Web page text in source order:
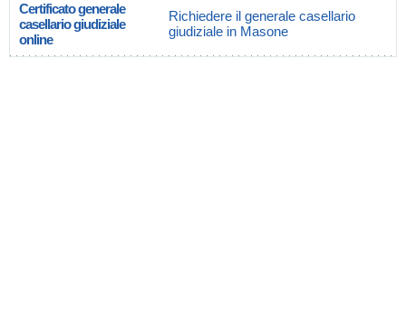
Certificato generale
casellario giudiziale
online
Richiedere il generale casellario
giudiziale in Masone